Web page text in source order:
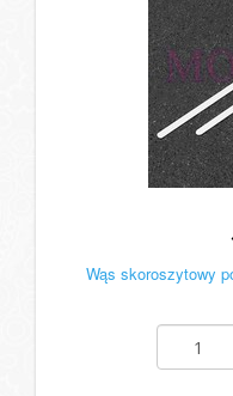
Wąs skoroszytowy